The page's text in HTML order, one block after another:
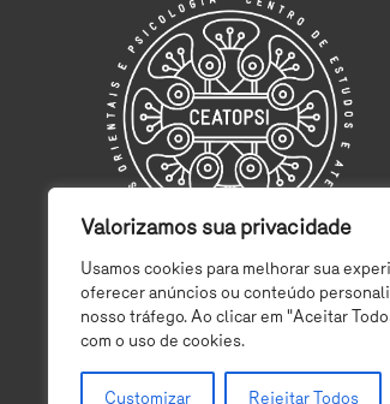
Valorizamos sua privacidade
Usamos cookies para melhorar sua
oferecer anúncios ou conteúdo
nosso tráfego. Ao clicar em "Aceitar
com o uso de cookies.
Customizar Rejeitar Todos